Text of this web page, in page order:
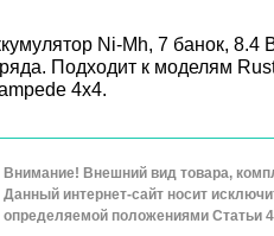
Ni-Mh, 7 банок,
Подходит к моделям
4x4.
Внимание! Внешний вид товара,
Данный интернет-сайт носит
определяемой положениями Статьи